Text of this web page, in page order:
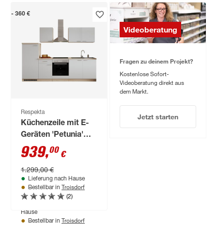
Respekta
'Leandro' mit
Kochfeld
319, €
Produktdatenblatt
Hause
Bestellbar in Troisdorf
- 360 €
Respekta
Küchenzeile mit E-
Geräten 'Petunia'
eichefarben/weiß
270 cm
939,00 €
1.299,00 €
Lieferung nach Hause
Bestellbar in Troisdorf
(2)
Videoberatung
Fragen zu deinem Projekt?
Kostenlose Sofort-
Videoberatung direkt aus
dem Markt.
Jetzt starten